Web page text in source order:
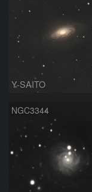
Y-SAITO
NGC3344